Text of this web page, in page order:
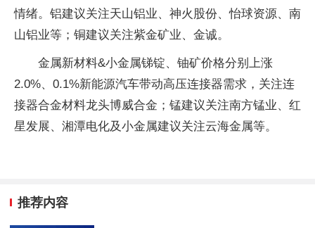
情绪。铝建议关注天山铝业、神火股份、怡球资源、南
山铝业等；铜建议关注紫金矿业、金诚。
金属新材料&小金属锑锭、铀矿价格分别上涨
2.0%、0.1%新能源汽车带动高压连接器需求，关注连
接器合金材料龙头博威合金；锰建议关注南方锰业、红
星发展、湘潭电化及小金属建议关注云海金属等。
推荐内容